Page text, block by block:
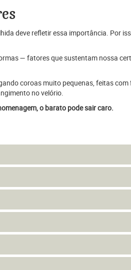
deve refletir essa importância. Por
— fatores que sustentam nossa
coroas muito pequenas, feitas
no velório.
o barato pode sair caro.